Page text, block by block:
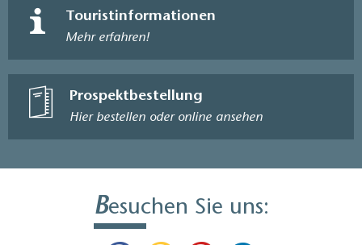
Touristinformationen
Mehr erfahren!
Prospektbestellung
Hier bestellen oder online ansehen
Besuchen Sie uns: